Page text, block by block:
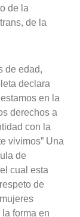
de la
de la
de edad,
declara
en la
derechos a
con la
vivimos” Una
de
cual esta
de
forma en